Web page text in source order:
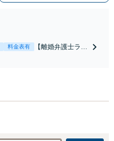
料金表有
【離婚弁護士ラン
で金銭的に満足で